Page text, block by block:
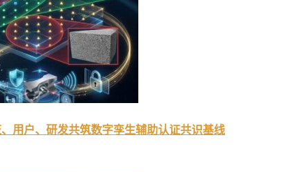
用户、研发共筑数字孪生辅助认证共识基线